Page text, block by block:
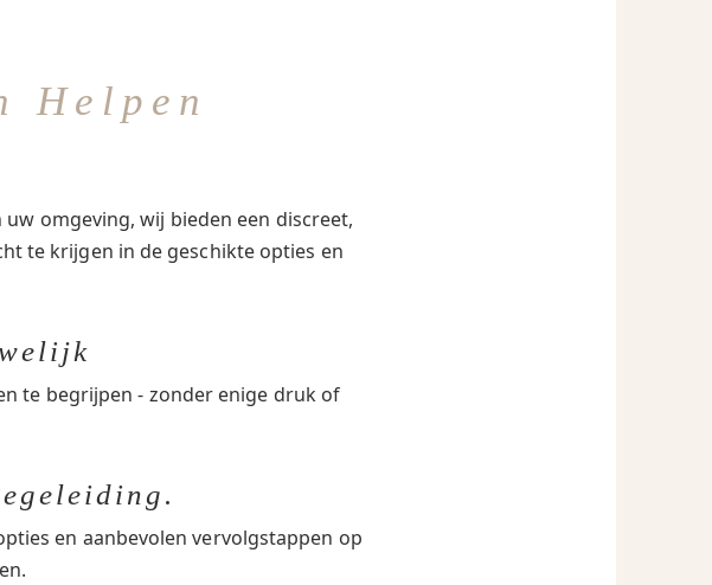
Helpen
omgeving, wij bieden een discreet,
te krijgen in de geschikte opties en
te begrijpen - zonder enige druk of
en aanbevolen vervolgstappen op